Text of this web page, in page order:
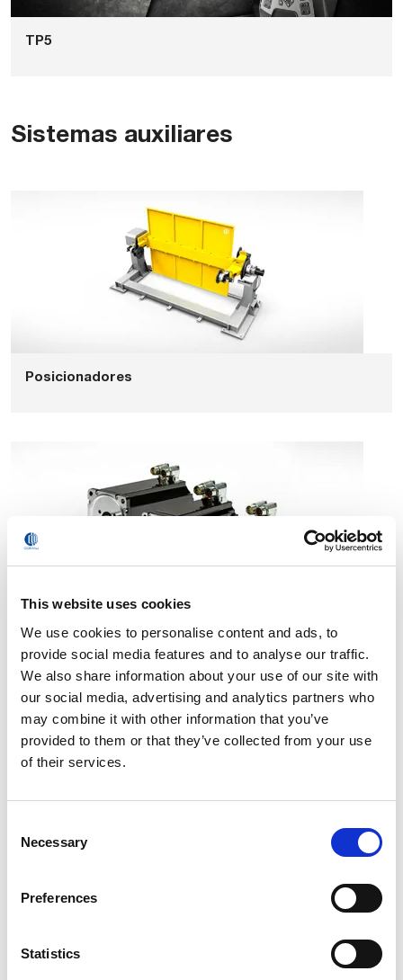
This website uses cookies
We use cookies to personalise content and ads, to
provide social media features and to analyse our traffic.
We also share information about your use of our site with
our social media, advertising and analytics partners who
may combine it with other information that you’ve
provided to them or that they’ve collected from your use
of their services.
Selection
Necessary
Preferences
Statistics
TP5
Sistemas auxiliares
Posicionadores
Eixos Externos